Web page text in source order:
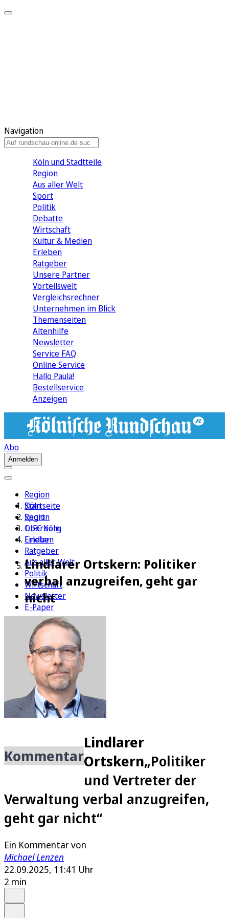
Navigation
Köln und Stadtteile
Region
Aus aller Welt
Sport
Politik
Debatte
Wirtschaft
Kultur & Medien
Erleben
Ratgeber
Unsere Partner
Vorteilswelt
Vergleichsrechner
Unternehmen im Blick
Themenseiten
Altenhilfe
Newsletter
Service FAQ
Online Service
Hallo Paula!
Bestellservice
Anzeigen
Abo
Anmelden
Region
Köln
Sport
1. FC Köln
Erleben
Ratgeber
Aus aller Welt
Politik
Wirtschaft
Newsletter
E-Paper
Startseite
Region
Oberberg
Lindlar
Lindlarer Ortskern: Politiker
verbal anzugreifen, geht gar
nicht
Kommentar
Lindlarer
Ortskern„Politiker
und Vertreter der
Verwaltung verbal anzugreifen,
geht gar nicht“
Ein Kommentar von
Michael Lenzen
22.09.2025, 11:41 Uhr
2 min